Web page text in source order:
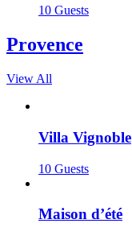
10 Guests
Provence
View All
Villa Vignoble
10 Guests
Maison d’été